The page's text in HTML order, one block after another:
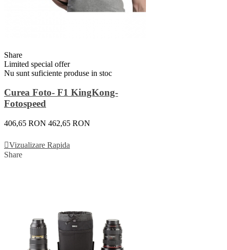
Share
Limited special offer
Nu sunt suficiente produse in stoc
Curea Foto- F1 KingKong-
Fotospeed
406,65 RON 462,65 RON
Vizualizare Rapida
Share